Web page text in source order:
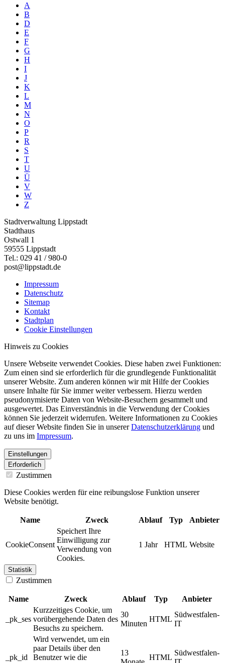
A
B
D
E
F
G
H
I
J
K
L
M
N
O
P
R
S
T
U
Ü
V
W
Z
Stadtverwaltung Lippstadt
Stadthaus
Ostwall 1
59555 Lippstadt
Tel.: 029 41 / 980-0
post@lippstadt.de
Impressum
Datenschutz
Sitemap
Kontakt
Stadtplan
Cookie Einstellungen
Hinweis zu Cookies
Unsere Webseite verwendet Cookies. Diese haben zwei Funktionen:
Zum einen sind sie erforderlich für die grundlegende Funktionalität
unserer Website. Zum anderen können wir mit Hilfe der Cookies
unsere Inhalte für Sie immer weiter verbessern. Hierzu werden
pseudonymisierte Daten von Website-Besuchern gesammelt und
ausgewertet. Das Einverständnis in die Verwendung der Cookies
können Sie jederzeit widerrufen. Weitere Informationen zu Cookies
auf dieser Website finden Sie in unsererDatenschutzerklärung und
zu uns im Impressum.
Einstellungen
Erforderlich
Zustimmen
Diese Cookies werden für eine reibungslose Funktion unserer
Website benötigt.
Name Zweck Ablauf Typ Anbieter
CookieConsent
Speichert Ihre
Einwilligung zur
Verwendung von
Cookies.
1 Jahr HTML Website
Statistik
Zustimmen
Name Zweck Ablauf Typ Anbieter
_pk_ses
Kurzzeitiges Cookie, um
vorübergehende Daten des
Besuchs zu speichern.
30
Minuten
HTML
Südwestfalen-
IT
_pk_id
Wird verwendet, um ein
paar Details über den
Benutzer wie die
13
HTML
Südwestfalen-